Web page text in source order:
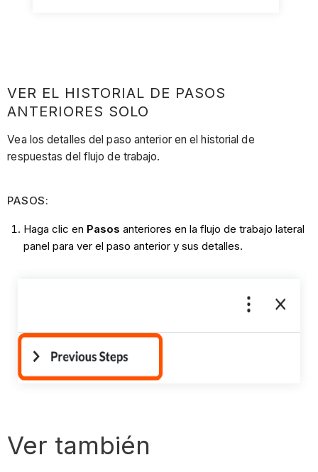
VER EL HISTORIAL DE PASOS
ANTERIORES SOLO
Vea los detalles del paso anterior en el historial de
respuestas del flujo de trabajo.
PASOS:
Haga clic en Pasos anteriores en la flujo de trabajo lateral
panel para ver el paso anterior y sus detalles.
Ver también